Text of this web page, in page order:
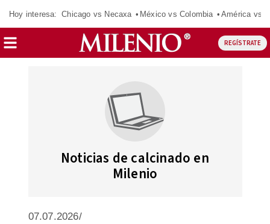
Hoy interesa: Chicago vs Necaxa México vs Colombia América vs
REGÍSTRATE
Noticias de calcinado en
Milenio
07.07.2026/